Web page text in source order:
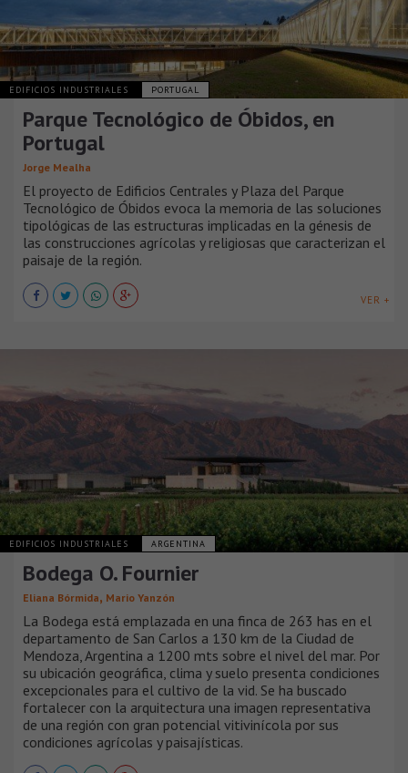
EDIFICIOS INDUSTRIALES PORTUGAL
Parque Tecnológico de Óbidos, en
Portugal
Jorge Mealha
El proyecto de Edificios Centrales y Plaza del Parque
Tecnológico de Óbidos evoca la memoria de las soluciones
tipológicas de las estructuras implicadas en la génesis de
las construcciones agrícolas y religiosas que caracterizan el
paisaje de la región.
VER +
EDIFICIOS INDUSTRIALES ARGENTINA
Bodega O. Fournier
Eliana Bórmida, Mario Yanzón
La Bodega está emplazada en una finca de 263 has en el
departamento de San Carlos a 130 km de la Ciudad de
Mendoza, Argentina a 1200 mts sobre el nivel del mar. Por
su ubicación geográfica, clima y suelo presenta condiciones
excepcionales para el cultivo de la vid. Se ha buscado
fortalecer con la arquitectura una imagen representativa
de una región con gran potencial vitivinícola por sus
condiciones agrícolas y paisajísticas.